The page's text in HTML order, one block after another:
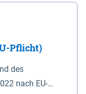
(ETRS 89) mit
Abbildung
dargestellt
Pflicht)
des
nach EU-